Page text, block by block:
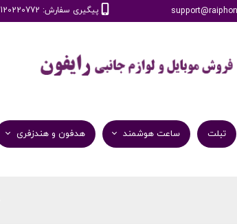
پیگیری سفارش: 09120220772
تبلت ساعت هوشمند هدفون و هندزفری